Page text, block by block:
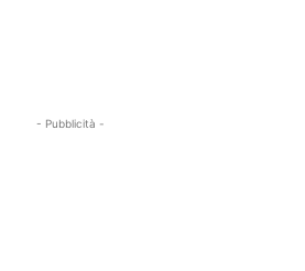
- Pubblicità -